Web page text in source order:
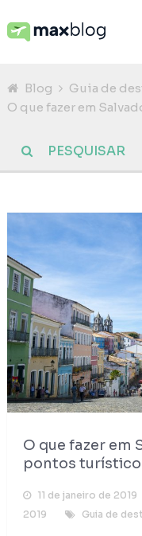
Blog
Guia de
O que fazer em
O que fazer em
pontos
11 de janeiro de 2019
2019
Guia de